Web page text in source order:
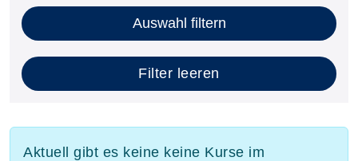
Auswahl filtern
Filter leeren
Aktuell gibt es keine keine Kurse im